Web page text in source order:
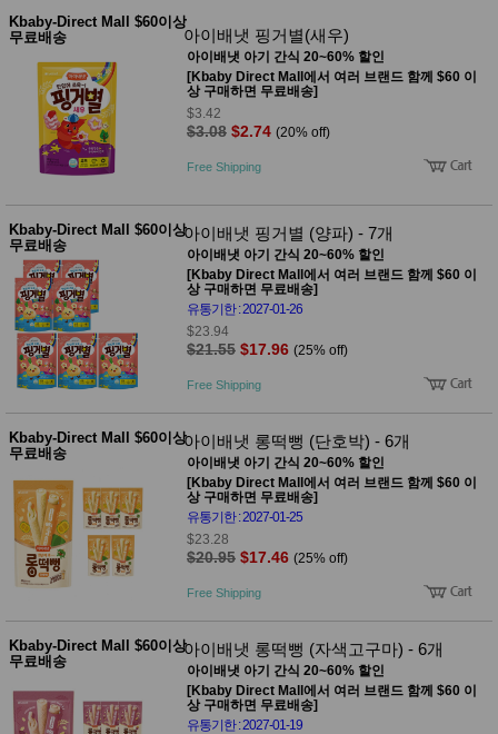
Kbaby-Direct Mall $60이상
무료배송
아이배냇 핑거별(새우)
아이배냇 아기 간식 20~60% 할인
[Kbaby Direct Mall에서 여러 브랜드 함께 $60 이
상 구매하면 무료배송]
$3.42
$3.08 $2.74 (20% off)
Free Shipping
Kbaby-Direct Mall $60이상
무료배송
아이배냇 핑거별 (양파) - 7개
아이배냇 아기 간식 20~60% 할인
[Kbaby Direct Mall에서 여러 브랜드 함께 $60 이
상 구매하면 무료배송]
유통기한 : 2027-01-26
$23.94
$21.55 $17.96 (25% off)
Free Shipping
Kbaby-Direct Mall $60이상
무료배송
아이배냇 롱떡뻥 (단호박) - 6개
아이배냇 아기 간식 20~60% 할인
[Kbaby Direct Mall에서 여러 브랜드 함께 $60 이
상 구매하면 무료배송]
유통기한 : 2027-01-25
$23.28
$20.95 $17.46 (25% off)
Free Shipping
Kbaby-Direct Mall $60이상
무료배송
아이배냇 롱떡뻥 (자색고구마) - 6개
아이배냇 아기 간식 20~60% 할인
[Kbaby Direct Mall에서 여러 브랜드 함께 $60 이
상 구매하면 무료배송]
유통기한 : 2027-01-19